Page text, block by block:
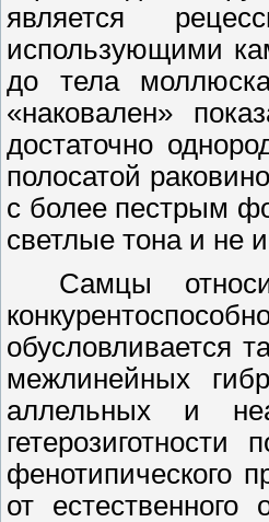
является
использующими
до тела
«наковален»
достаточно
полосатой
с более пестрым
светлые тона и не
Самцы
обусловливается
межлинейных
аллельных и
фенотипического
от